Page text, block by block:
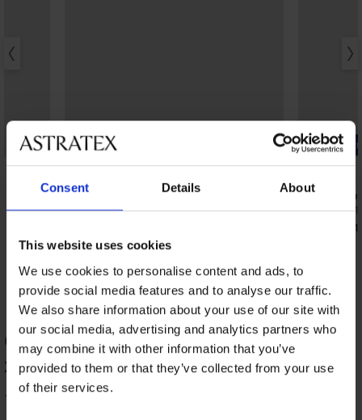
Consent Details About
This website uses cookies
We use cookies to personalise content and ads, to
provide social media features and to analyse our traffic.
We also share information about your use of our site with
our social media, advertising and analytics partners who
may combine it with other information that you’ve
provided to them or that they’ve collected from your use
of their services.
4,7
Bestseller
5
-20% BRA20
Сутиен
40,99 €
ОЦЕНКА НА ПРОДУКТ Еротичен
халат Graceful къс
100